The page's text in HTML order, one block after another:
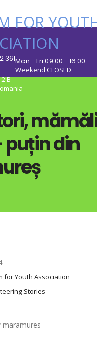
361Mon - Fri 09.00 - 16.00
Weekend CLOSED
B
puțin din
for Youth Association
Stories